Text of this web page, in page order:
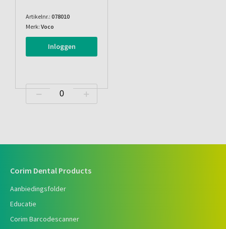
Artikelnr.: 078010
Merk: Voco
Inloggen
Corim Dental Products
Aanbiedingsfolder
Educatie
Corim Barcodescanner